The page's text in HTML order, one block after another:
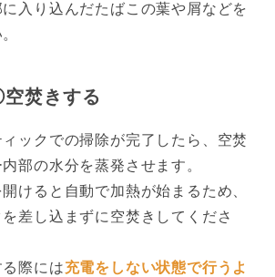
入り込んだたばこの葉や屑などを
焚きする
ックでの掃除が完了したら、空焚
部の水分を蒸発させます。
けると自動で加熱が始まるため、
差し込まずに空焚きしてくださ
際には充電をしない状態で行うよ